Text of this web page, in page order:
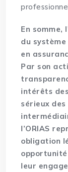
En somme,
du
en
Par son
intérêts
sérieux
l’ORIAS
obligation
leur